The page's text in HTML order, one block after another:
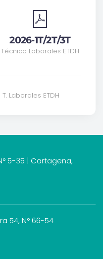
2026-1T/2T/3T
Técnico Laborales ETDH
T. Laborales ETDH
5-35 | Cartagena,
54, N° 66-54